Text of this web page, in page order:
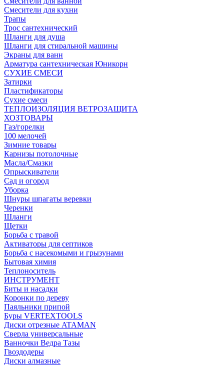
Смесители для кухни
Трапы
Трос сантехнический
Шланги для душа
Шланги для стиральной машины
Экраны для ванн
Арматура сантехническая Юникорн
СУХИЕ СМЕСИ
Затирки
Пластификаторы
Сухие смеси
ТЕПЛОИЗОЛЯЦИЯ ВЕТРОЗАЩИТА
ХОЗТОВАРЫ
Газ/горелки
100 мелочей
Зимние товары
Карнизы потолочные
Масла/Смазки
Опрыскиватели
Сад и огород
Уборка
Шнуры шпагаты веревки
Черенки
Шланги
Щетки
Борьба с травой
Активаторы для септиков
Борьба с насекомыми и грызунами
Бытовая химия
Теплоноситель
ИНСТРУМЕНТ
Биты и насадки
Коронки по дереву
Паяльники припой
Буры VERTEXTOOLS
Диски отрезные ATAMAN
Сверла универсальные
Ванночки Ведра Тазы
Гвоздодеры
Диски алмазные